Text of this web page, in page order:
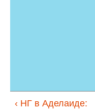
‹ НГ в Аделаиде: